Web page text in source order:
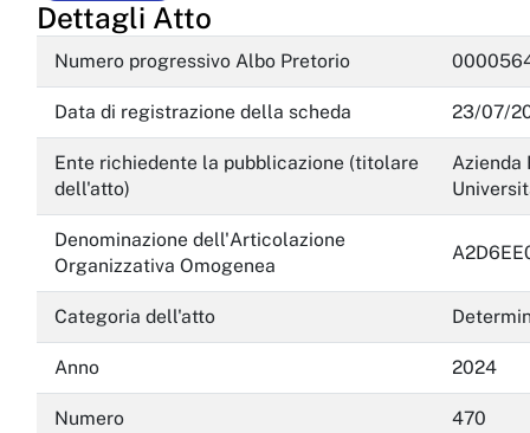
Bandi di gara e contratti
Sovvenzioni, contributi, sussidi, vantaggi economici
Bilanci
Beni immobili e gestione patrimonio
Controlli e rilievi sull'amministrazione
Servizi erogati
Pagamenti dell'amministrazione
Opere pubbliche
Pianificazione e governo del territorio
Dettagli Atto
Numero progressivo Albo Pretorio
Data di registrazione della scheda 23/07/
Ente richiedente la pubblicazione (titolare
dell'atto)
Azienda
Denominazione dell'Articolazione
Organizzativa Omogenea
Categoria dell'atto
Anno 2024
Numero 470